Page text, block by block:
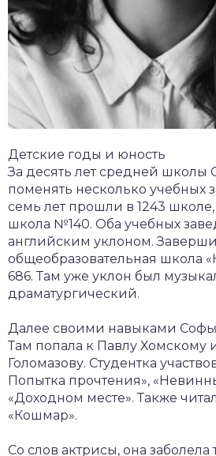
Детские годы и юность
За десять лет средней
поменять несколько учебных
семь лет прошли в 1243
школа №140. Оба учебных
английским уклоном.
общеобразовательная школа
686. Там уже уклон был
драматургический.
Далее своими навыками
Там попала к Павлу Хомскому
Голомазову. Студентка
Попытка прочтения»,
«Доходном месте». Также
«Кошмар».
Со слов актрисы, она заболела